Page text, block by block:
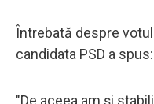
Întrebată despre
candidata PSD a spus:
"De aceea am și